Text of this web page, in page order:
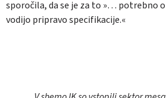
sporočila, da se je za to »… potrebno
vodijo pripravo specifikacije.«